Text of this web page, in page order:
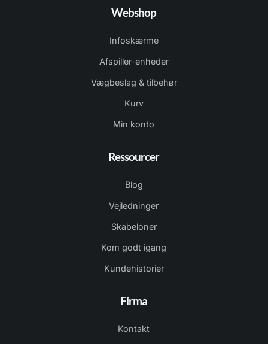
Webshop
Infoskærme
Afspiller-enheder
Vægbeslag & tilbehør
Kurv
Min konto
Ressourcer
Blog
Vejledninger
Skabeloner
Kom godt igang
Kundehistorier
Firma
Kontakt